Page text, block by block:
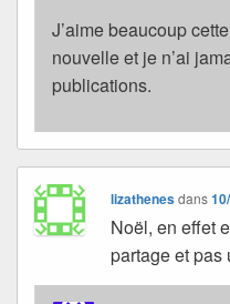
J’aime beaucoup
nouvelle et je n’ai
publications.
lizathenesdans
Noël, en effet
partage et pas